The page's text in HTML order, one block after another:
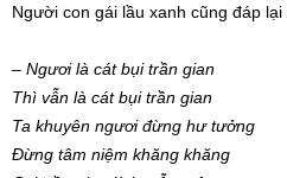
Người con gái lầu xanh cũng đáp lại
– Ngươi là cátbụi trần gian
Thì vẫn là cátbụi trần gian
Ta khuyên ngươi đừng hư tưởng
Đừng tâm niệm khăng khăng